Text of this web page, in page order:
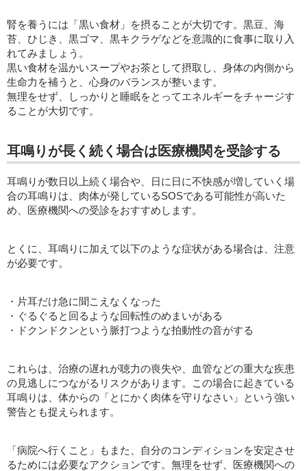
腎を養うには「黒い食材」を摂ることが大切です。黒豆、海
苔、ひじき、黒ゴマ、黒キクラゲなどを意識的に食事に取り入
れてみましょう。
黒い食材を温かいスープやお茶として摂取し、身体の内側から
生命力を補うと、心身のバランスが整います。
無理をせず、しっかりと睡眠をとってエネルギーをチャージす
ることが大切です。
耳鳴りが長く続く場合は医療機関を受診する
耳鳴りが数日以上続く場合や、日に日に不快感が増していく場
合の耳鳴りは、肉体が発しているSOSである可能性が高いた
め、医療機関への受診をおすすめします。
とくに、耳鳴りに加えて以下のような症状がある場合は、注意
が必要です。
・片耳だけ急に聞こえなくなった
・ぐるぐると回るような回転性のめまいがある
・ドクンドクンという脈打つような拍動性の音がする
これらは、治療の遅れが聴力の喪失や、血管などの重大な疾患
の見逃しにつながるリスクがあります。この場合に起きている
耳鳴りは、体からの「とにかく肉体を守りなさい」という強い
警告とも捉えられます。
「病院へ行くこと」もまた、自分のコンディションを安定させ
るためには必要なアクションです。無理をせず、医療機関への